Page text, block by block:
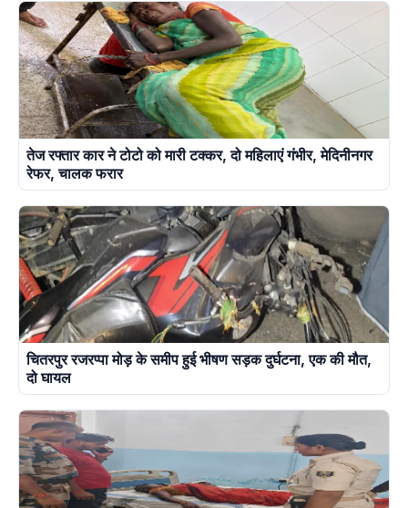
तेज रफ्तार कार ने टोटो को मारी टक्कर, दो महिलाएं गंभीर, मेदिनीनगर
रेफर, चालक फरार
चितरपुर रजरप्पा मोड़ के समीप हुई भीषण सड़क दुर्घटना, एक की मौत,
दो घायल